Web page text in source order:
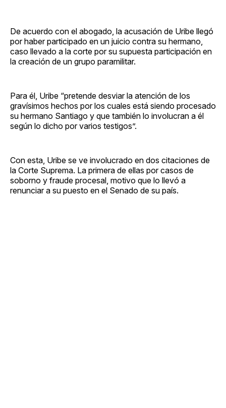
De acuerdo con el abogado, la acusación de Uribe llegó
por haber participado en un juicio contra su hermano,
caso llevado a la corte por su supuesta participación en
la creación de un grupo paramilitar.
Para él, Uribe “pretende desviar la atención de los
gravísimos hechos por los cuales está siendo procesado
su hermano Santiago y que también lo involucran a él
según lo dicho por varios testigos”.
Con esta, Uribe se ve involucrado en dos citaciones de
la Corte Suprema. La primera de ellas por casos de
soborno y fraude procesal, motivo que lo llevó a
renunciar a su puesto en el Senado de su país.